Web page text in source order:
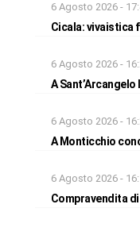
6 Agosto 2026 -
Cicala: vivaistica
6 Agosto 2026 -
A
6 Agosto 2026 -
A Monticchio
6 Agosto 2026 -
Compravendita